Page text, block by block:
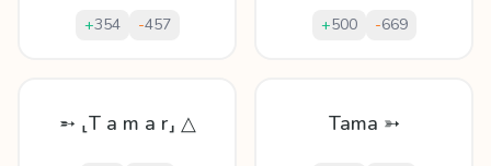
+354 -457 +500 -669
➵ ⸤T a m a r⸥ △ Tama ➳